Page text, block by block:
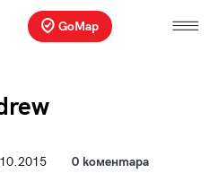
GoMap
0 коментара